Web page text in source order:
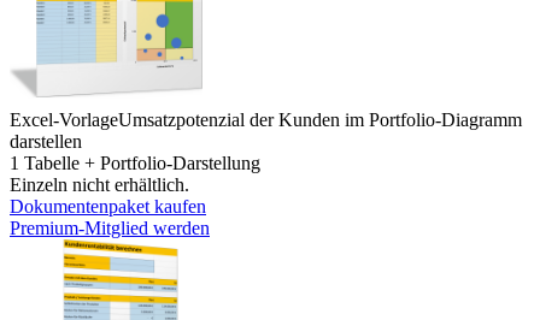
Excel-VorlageUmsatzpotenzial der Kunden im Portfolio-Diagramm
darstellen
1 Tabelle + Portfolio-Darstellung
Einzeln nicht erhältlich.
Dokumentenpaket kaufen
Premium-Mitglied werden